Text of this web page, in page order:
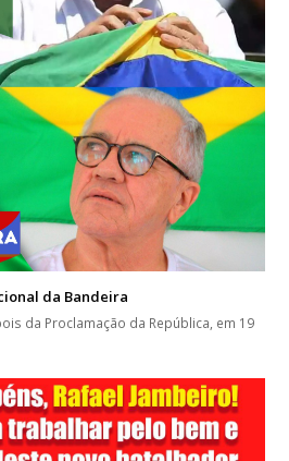
da Bandeira
da Proclamação da República, em 19